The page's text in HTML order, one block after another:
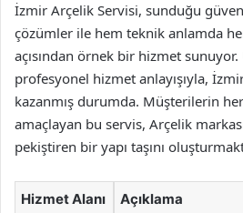
İzmir Arçelik Servisi, sunduğu
çözümler ile hem teknik anlamda
açısından örnek bir hizmet
profesyonel hizmet anlayışıyla,
kazanmış durumda. Müşterilerin
amaçlayan bu servis, Arçelik
pekiştiren bir yapı taşını
Hizmet Alanı Açıklama